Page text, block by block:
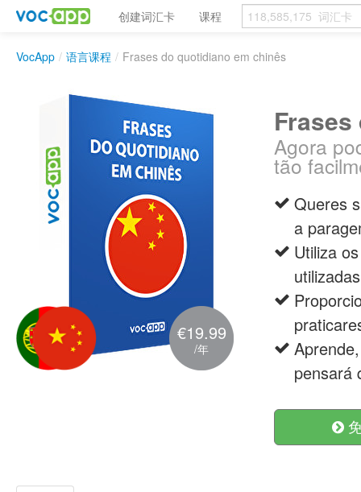
创建词汇卡 课程
VocApp / 语言课程 / Frases do quotidiano em chinês
€19.99
/年
Agora
tão
Queres
a
Utiliza
pensará